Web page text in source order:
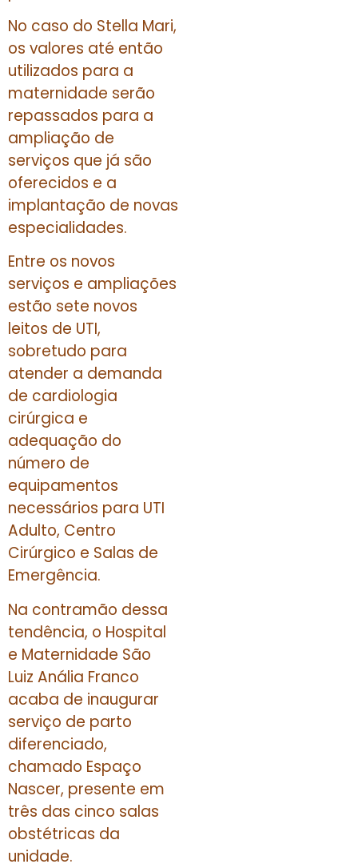
No caso do Stella Mari,
os valores até então
utilizados para a
maternidade serão
repassados para a
ampliação de
serviços que já são
oferecidos e a
implantação de novas
especialidades.
Entre os novos
serviços e ampliações
estão sete novos
leitos de UTI,
sobretudo para
atender a demanda
de cardiologia
cirúrgica e
adequação do
número de
equipamentos
necessários para UTI
Adulto, Centro
Cirúrgico e Salas de
Emergência.
Na contramão dessa
tendência, o Hospital
e Maternidade São
Luiz Anália Franco
acaba de inaugurar
serviço de parto
diferenciado,
chamado Espaço
Nascer, presente em
três das cinco salas
obstétricas da
unidade.